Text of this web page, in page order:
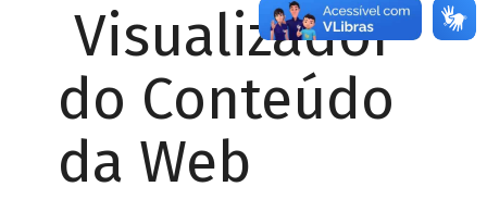
Visualizador
do Conteúdo
da Web